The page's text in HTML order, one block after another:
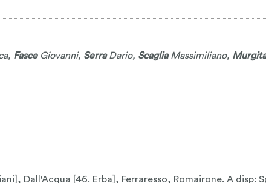
, FasceGiovanni, SerraDario, ScagliaMassimiliano, Murgita
Dall'Acqua [46. Erba], Ferraresso, Romairone. A disp: